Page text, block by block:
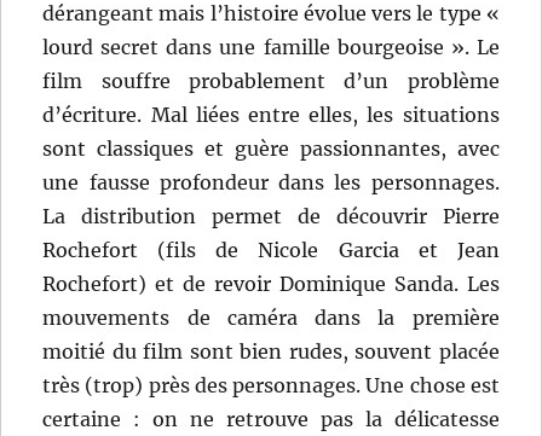
dérangeant mais l’histoire évolue vers le type «
lourd secret dans une famille bourgeoise ». Le
film souffre probablement d’un problème
d’écriture. Mal liées entre elles, les situations
sont classiques et guère passionnantes, avec
une fausse profondeur dans les personnages.
La distribution permet de découvrir Pierre
Rochefort (fils de Nicole Garcia et Jean
Rochefort) et de revoir Dominique Sanda. Les
mouvements de caméra dans la première
moitié du film sont bien rudes, souvent placée
très (trop) près des personnages. Une chose est
certaine : on ne retrouve pas la délicatesse